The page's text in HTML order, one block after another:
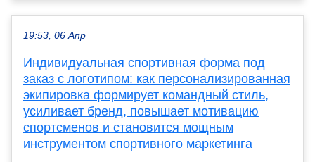
19:53, 06 Апр
Индивидуальная спортивная форма под
заказ с логотипом: как персонализированная
экипировка формирует командный стиль,
усиливает бренд, повышает мотивацию
спортсменов и становится мощным
инструментом спортивного маркетинга